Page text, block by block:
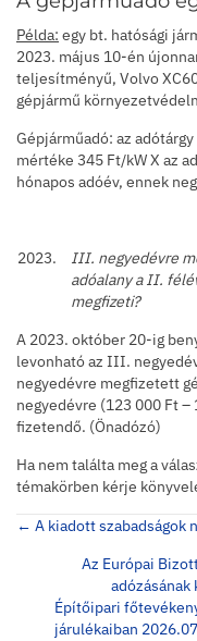
Példa: egy bt. hatósági
2023. május 10-én
teljesítményű, Volvo
gépjármű
Gépjárműadó: az
mértéke 345 Ft/kW X az
hónapos adóév, ennek
III. negyedévre
adóalany a II.
megfizeti?
A 2023. október 20-ig
levonható az III.
negyedévre megfizetett
negyedévre (123 000 Ft –
fizetendő. (Önadózó)
Ha nem találta meg a
témakörben kérje
Posts
navigation
← A kiadott szabadságok
Az Európai
Építőipari
járulékaiban